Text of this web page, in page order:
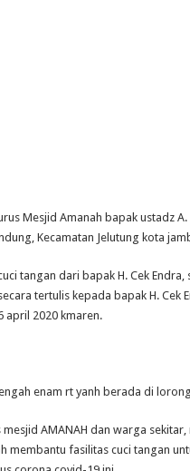
Mesjid Amanah bapak ustadz
Kecamatan Jelutung kota
tangan dari bapak H. Cek
tertulis kepada bapak H. Cek
april 2020 kmaren.
enam rt yanh berada di
AMANAH dan warga
membantu fasilitas cuci tangan